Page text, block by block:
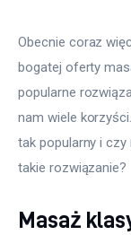
Więcej
Obecnie coraz
bogatej oferty
popularne
nam wiele
tak popularny i
takie rozwiązanie?
Masaż